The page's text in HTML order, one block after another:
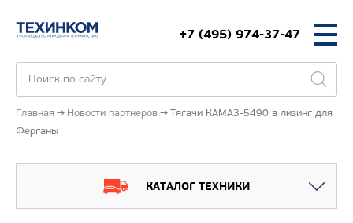
+7 (495) 974-37-47
Главная Новости партнеров
Тягачи КАМАЗ-5490 в лизинг для
Ферганы
КАТАЛОГ ТЕХНИКИ